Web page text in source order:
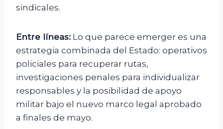
sindicales.
Entre líneas: Lo que parece emerger es una
estrategia combinada del Estado: operativos
policiales para recuperar rutas,
investigaciones penales para individualizar
responsables y la posibilidad de apoyo
militar bajo el nuevo marco legal aprobado
a finales de mayo.